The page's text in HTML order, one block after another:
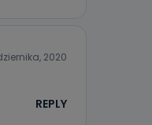
2020
REPLY